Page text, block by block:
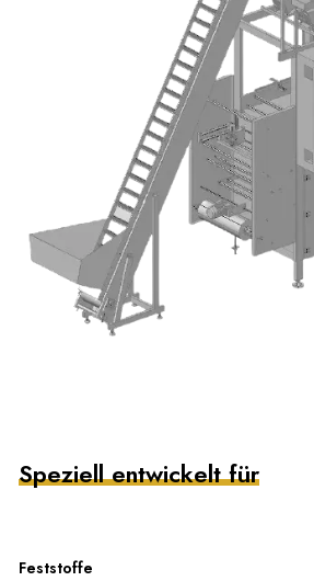
Speziell entwickelt für
Feststoffe